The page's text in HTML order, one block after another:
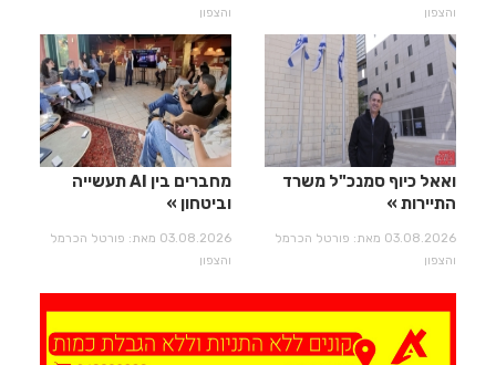
והצפון
והצפון
ואאל כיוף סמנכ"ל משרד
התיירות
03.08.2026 מאת: פורטל הכרמל
והצפון
מחברים בין AI תעשייה
וביטחון
03.08.2026 מאת: פורטל הכרמל
והצפון